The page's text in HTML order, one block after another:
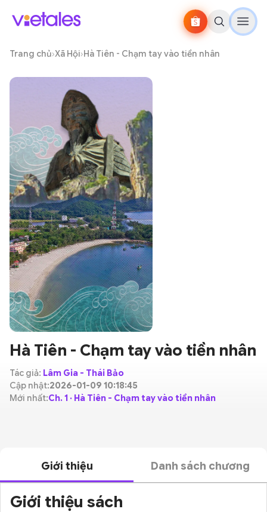
Trang chủ›Xã Hội›Hà Tiên - Chạm tay vào tiền nhân
Hà Tiên - Chạm tay vào tiền nhân
Tác giả: Lâm Gia - Thái Bảo
Cập nhật:2026-01-09 10:18:45
Mới nhất:Ch. 1 · Hà Tiên - Chạm tay vào tiền nhân
Giới thiệu Danh sách chương
Giới thiệu sách